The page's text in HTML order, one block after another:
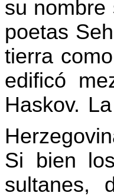
su
poetas
tierra
edificó
Haskov.
Si bien
sultanes,